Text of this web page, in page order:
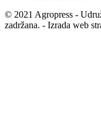
© 2021 Agropress -
zadržana. - Izrada web